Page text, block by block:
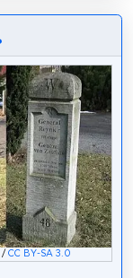
/CC BY-SA 3.0